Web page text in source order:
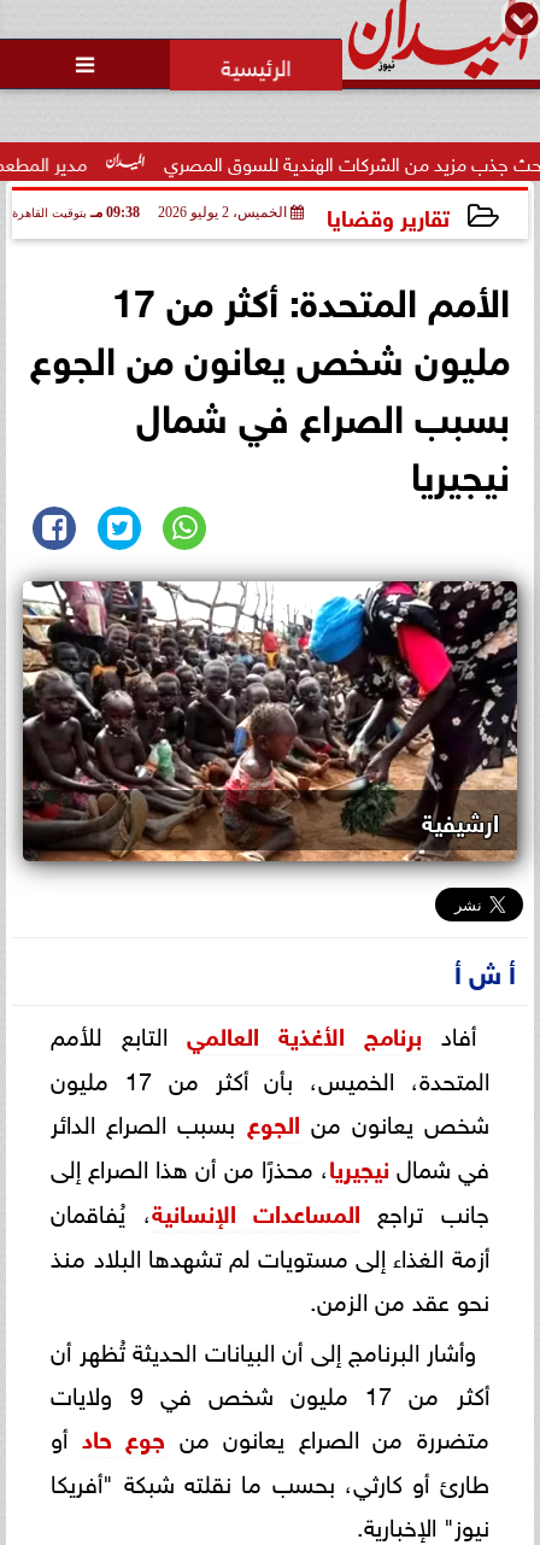

مدير المطعم عن واقعة منع سيدة من الهندية للسوق المصري
تقارير وقضايا الخميس، 2 يوليو 2026 09:38 مـ بتوقيت القاهرة
الأمم المتحدة: أكثر من 17
مليون شخص يعانون من الجوع
بسبب الصراع في شمال
نيجيريا
ارشيفية
أ ش أ
أفاد برنامج الأغذية العالميالتابع للأمم
المتحدة، الخميس، بأن أكثر من 17 مليون
شخص يعانون من الجوع بسبب الصراع الدائر
في شمال نيجيريا، محذرًا من أن هذا الصراع إلى
جانب تراجع المساعدات الإنسانية، يُفاقمان
أزمة الغذاء إلى مستويات لم تشهدها البلاد منذ
نحو عقد من الزمن.
وأشار البرنامج إلى أن البيانات الحديثة تُظهر أن
أكثر من 17 مليون شخص في 9 ولايات
متضررة من الصراع يعانون من جوع حاد أو
طارئ أو كارثي، بحسب ما نقلته شبكة "أفريكا
نيوز" الإخبارية.
حالة غليان في نادي الشيخ زايد:
اتهامات للجنة المؤقتة بـ ”التواطؤ”